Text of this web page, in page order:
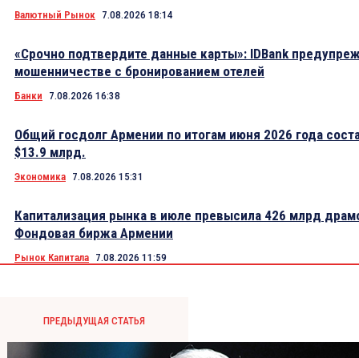
Валютный Рынок 7.08.2026 18:14
«Срочно подтвердите данные карты»: IDBank
мошенничестве с бронированием отелей
Банки 7.08.2026 16:38
Общий госдолг Армении по итогам июня 2026 года
$13.9 млрд.
Экономика 7.08.2026 15:31
Капитализация рынка в июле превысила 426 млрд
Фондовая биржа Армении
Рынок Капитала 7.08.2026 11:59
ПРЕДЫДУЩАЯ СТАТЬЯ